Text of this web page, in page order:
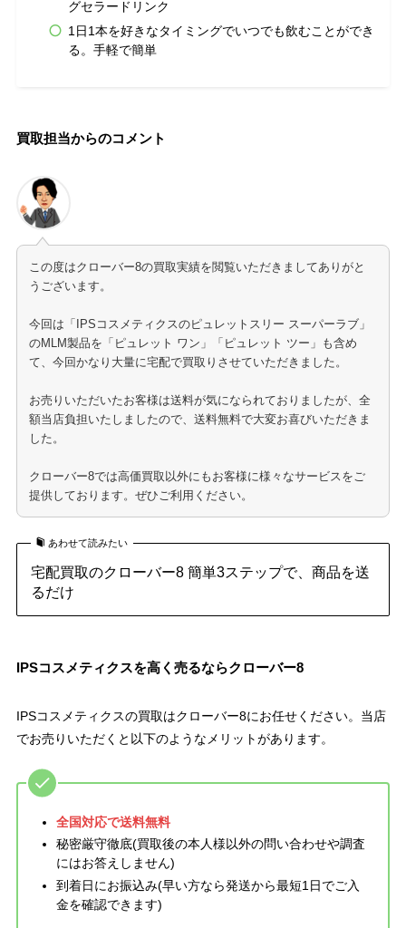
グセラードリンク
1日1本を好きなタイミングでいつでも飲むことができ
る。手軽で簡単
買取担当からのコメント
この度はクローバー8の買取実績を閲覧いただきましてありがと
うございます。
今回は「IPSコスメティクスのピュレットスリー スーパーラブ」
のMLM製品を「ピュレット ワン」「ピュレット ツー」も含め
て、今回かなり大量に宅配で買取りさせていただきました。
お売りいただいたお客様は送料が気になられておりましたが、全
額当店負担いたしましたので、送料無料で大変お喜びいただきま
した。
クローバー8では高価買取以外にもお客様に様々なサービスをご
提供しております。ぜひご利用ください。
あわせて読みたい
宅配買取のクローバー8 簡単3ステップで、商品を送
るだけ
IPSコスメティクスを高く売るならクローバー8
IPSコスメティクスの買取はクローバー8にお任せください。当店
でお売りいただくと以下のようなメリットがあります。
全国対応で送料無料
秘密厳守徹底(買取後の本人様以外の問い合わせや調査
にはお答えしません)
到着日にお振込み(早い方なら発送から最短1日でご入
金を確認できます)